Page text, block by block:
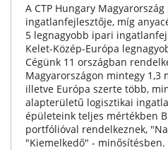
A CTP Hungary
ingatlanfejlesztője, míg
5 legnagyobb ipari
Kelet-Közép-Európa
Cégünk 11 országban
Magyarországon mintegy 1,3
illetve Európa szerte több,
alapterületű logisztikai
épületeink teljes mértékben
portfólióval rendelkeznek,
"Kiemelkedő" - minősítésben.